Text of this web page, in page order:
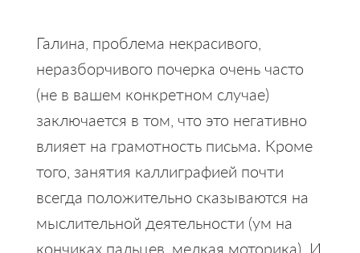
Галина, проблема некрасивого,
неразборчивого почерка очень часто
(не в вашем конкретном случае)
заключается в том, что это негативно
влияет на грамотность письма. Кроме
того, занятия каллиграфией почти
всегда положительно сказываются на
мыслительной деятельности (ум на
кончиках пальцев, мелкая моторика). И